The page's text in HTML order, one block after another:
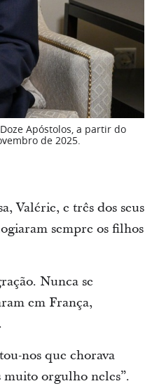
Apóstolos, a partir do
de 2025.
Valérie, e três dos seus
sempre os filhos
Nunca se
em França,
nos que chorava
muito orgulho neles”.